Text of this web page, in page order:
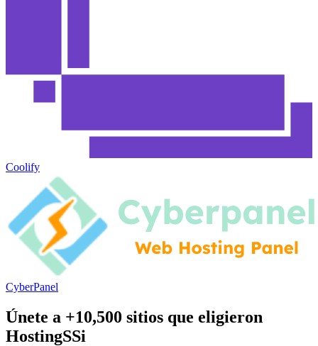
Coolify
CyberPanel
Únete a +10,500 sitios que eligieron
HostingSSi